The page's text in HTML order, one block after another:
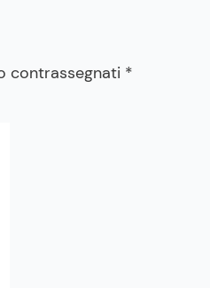
contrassegnati *